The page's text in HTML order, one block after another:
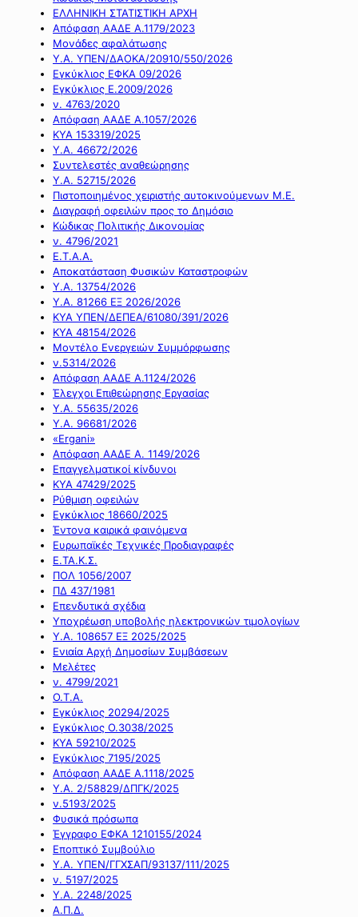
ΕΛΛΗΝΙΚΗ ΣΤΑΤΙΣΤΙΚΗ ΑΡΧΗ
Απόφαση ΑΑΔΕ Α.1179/2023
Μονάδες αφαλάτωσης
Υ.Α. ΥΠΕΝ/ΔΑΟΚΑ/20910/550/2026
Εγκύκλιος ΕΦΚΑ 09/2026
Εγκύκλιος Ε.2009/2026
ν. 4763/2020
Απόφαση ΑΑΔΕ Α.1057/2026
ΚΥΑ 153319/2025
Υ.Α. 46672/2026
Συντελεστές αναθεώρησης
Υ.Α. 52715/2026
Πιστοποιημένος χειριστής αυτοκινούμενων Μ.Ε.
Διαγραφή οφειλών προς το Δημόσιο
Κώδικας Πολιτικής Δικονομίας
ν. 4796/2021
Ε.Τ.Α.Α.
Αποκατάσταση Φυσικών Καταστροφών
Υ.Α. 13754/2026
Υ.Α. 81266 ΕΞ 2026/2026
ΚΥΑ ΥΠΕΝ/ΔΕΠΕΑ/61080/391/2026
ΚΥΑ 48154/2026
Μοντέλο Ενεργειών Συμμόρφωσης
ν.5314/2026
Απόφαση ΑΑΔΕ Α.1124/2026
Έλεγχοι Επιθεώρησης Εργασίας
Υ.Α. 55635/2026
Υ.Α. 96681/2026
«Ergani»
Απόφαση ΑΑΔΕ Α. 1149/2026
Επαγγελματικοί κίνδυνοι
ΚΥΑ 47429/2025
Ρύθμιση οφειλών
Εγκύκλιος 18660/2025
Έντονα καιρικά φαινόμενα
Ευρωπαϊκές Τεχνικές Προδιαγραφές
Ε.ΤΑ.Κ.Σ.
ΠΟΛ 1056/2007
ΠΔ 437/1981
Επενδυτικά σχέδια
Υποχρέωση υποβολής ηλεκτρονικών τιμολογίων
Υ.Α. 108657 ΕΞ 2025/2025
Ενιαία Αρχή Δημοσίων Συμβάσεων
Μελέτες
ν. 4799/2021
Ο.Τ.Α.
Εγκύκλιος 20294/2025
Εγκύκλιος Ο.3038/2025
ΚΥΑ 59210/2025
Εγκύκλιος 7195/2025
Απόφαση ΑΑΔΕ Α.1118/2025
Υ.Α. 2/58829/ΔΠΓΚ/2025
ν.5193/2025
Φυσικά πρόσωπα
Έγγραφο ΕΦΚΑ 1210155/2024
Εποπτικό Συμβούλιο
Υ.Α. ΥΠΕΝ/ΓΓΧΣΑΠ/93137/111/2025
ν. 5197/2025
Υ.Α. 2248/2025
Α.Π.Δ.